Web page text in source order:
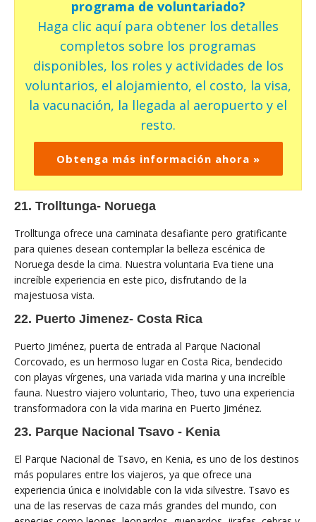
programa de voluntariado?
Haga clic aquí para obtener los detalles
completos sobre los programas
disponibles, los roles y actividades de los
voluntarios, el alojamiento, el costo, la visa,
la vacunación, la llegada al aeropuerto y el
resto.
Obtenga más información ahora »
21. Trolltunga- Noruega
Trolltunga ofrece una caminata desafiante pero gratificante
para quienes desean contemplar la belleza escénica de
Noruega desde la cima. Nuestra voluntaria Eva tiene una
increíble experiencia en este pico, disfrutando de la
majestuosa vista.
22. Puerto Jimenez- Costa Rica
Puerto Jiménez, puerta de entrada al Parque Nacional
Corcovado, es un hermoso lugar en Costa Rica, bendecido
con playas vírgenes, una variada vida marina y una increíble
fauna. Nuestro viajero voluntario, Theo, tuvo una experiencia
transformadora con la vida marina en Puerto Jiménez.
23. Parque Nacional Tsavo - Kenia
El Parque Nacional de Tsavo, en Kenia, es uno de los destinos
más populares entre los viajeros, ya que ofrece una
experiencia única e inolvidable con la vida silvestre. Tsavo es
una de las reservas de caza más grandes del mundo, con